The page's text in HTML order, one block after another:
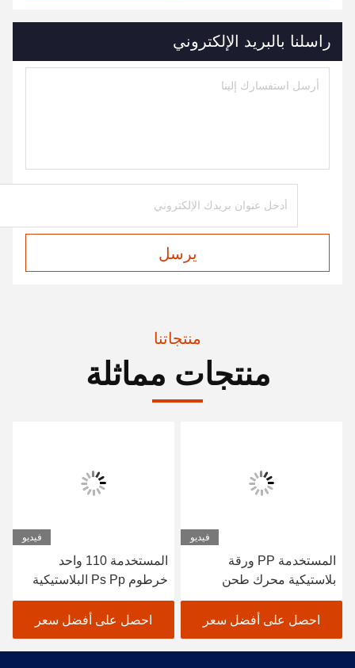
راسلنا بالبريد الإلكتروني
يرسل
منتجاتنا
منتجات مماثلة
فيديو
المستخدمة PP ورقة
بلاستيكية محرك طحن
المسمار مخصصة
احصل على أفضل سعر
فيديو
المستخدمة 110 واحد
خرطوم Ps Pp البلاستيكية
المنسحجة
احصل على أفضل سعر